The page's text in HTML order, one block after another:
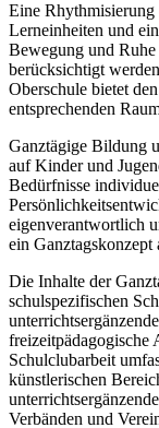
Eine Rhythmisierung
Lerneinheiten und
Bewegung und
berücksichtigt
Oberschule bietet
entsprechenden
Ganztägige Bildung
auf Kinder und
Bedürfnisse
eigenverantwortlich
ein Ganztagskonzept
Die Inhalte der
schulspezifischen
freizeitpädagogische
Schulclubarbeit
künstlerischen
Verbänden und